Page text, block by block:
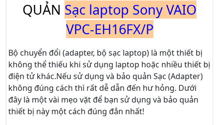
QUẢN Sạc laptop Sony VAIO
VPC-EH16FX/P
Bộ chuyển đổi (adapter, bộ sạc laptop) là một thiết bị
không thể thiếu khi sử dụng laptop hoặc nhiều thiết bị
điện tử khác.Nếu sử dụng và bảo quản Sạc (Adapter)
không đúng cách thì rất dễ dẫn đến hư hỏng. Dưới
đây là một vài mẹo vặt để bạn sử dụng và bảo quản
thiết bị này một cách đúng đắn nhất!